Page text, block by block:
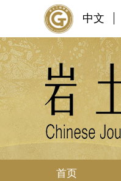
中文
首页